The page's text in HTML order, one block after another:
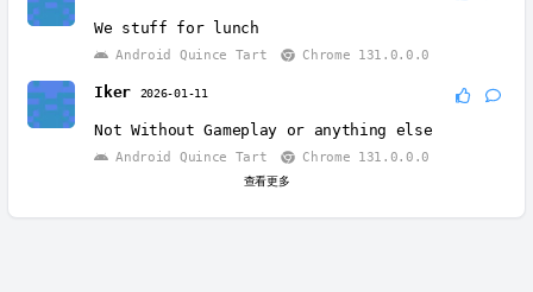
We stuff for lunch
Android Quince Tart Chrome 131.0.0.0
Iker 2026-01-11
Not Without Gameplay or anything else
Android Quince Tart Chrome 131.0.0.0
查看更多